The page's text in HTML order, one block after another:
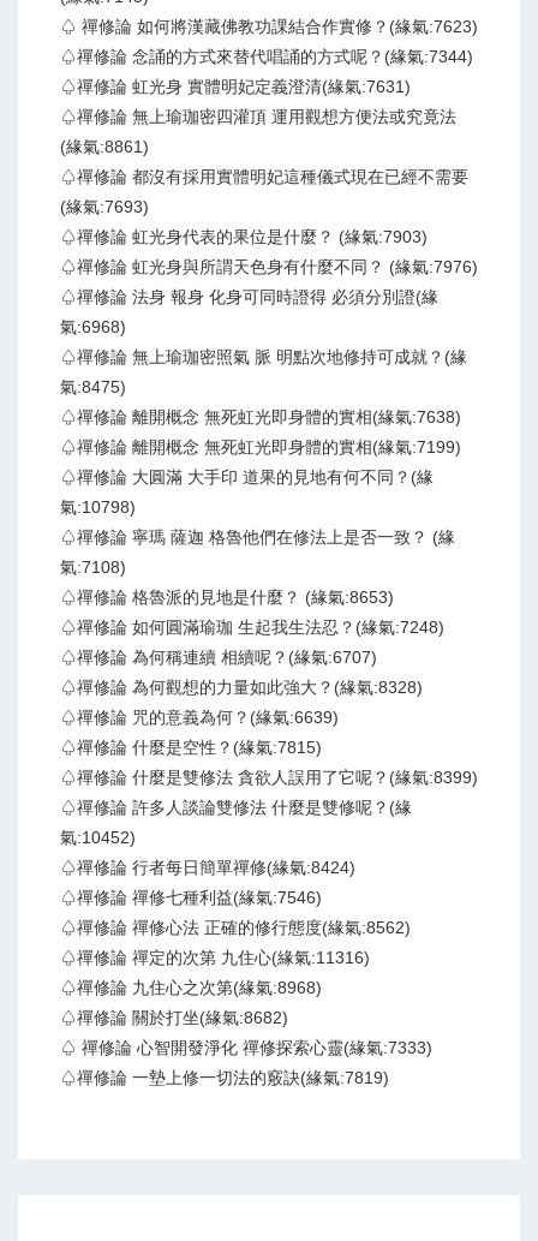
♤ 禪修論 如何將漢藏佛教功課結合作實修？(緣氣:7623)
♤禪修論 念誦的方式來替代唱誦的方式呢？(緣氣:7344)
♤禪修論 虹光身 實體明妃定義澄清(緣氣:7631)
♤禪修論 無上瑜珈密四灌頂 運用觀想方便法或究竟法
(緣氣:8861)
♤禪修論 都沒有採用實體明妃這種儀式現在已經不需要
(緣氣:7693)
♤禪修論 虹光身代表的果位是什麼？ (緣氣:7903)
♤禪修論 虹光身與所謂天色身有什麼不同？ (緣氣:7976)
♤禪修論 法身 報身 化身可同時證得 必須分別證(緣
氣:6968)
♤禪修論 無上瑜珈密照氣 脈 明點次地修持可成就？(緣
氣:8475)
♤禪修論 離開概念 無死虹光即身體的實相(緣氣:7638)
♤禪修論 離開概念 無死虹光即身體的實相(緣氣:7199)
♤禪修論 大圓滿 大手印 道果的見地有何不同？(緣
氣:10798)
♤禪修論 寧瑪 薩迦 格魯他們在修法上是否一致？ (緣
氣:7108)
♤禪修論 格魯派的見地是什麼？ (緣氣:8653)
♤禪修論 如何圓滿瑜珈 生起我生法忍？(緣氣:7248)
♤禪修論 為何稱連續 相續呢？(緣氣:6707)
♤禪修論 為何觀想的力量如此強大？(緣氣:8328)
♤禪修論 咒的意義為何？(緣氣:6639)
♤禪修論 什麼是空性？(緣氣:7815)
♤禪修論 什麼是雙修法 貪欲人誤用了它呢？(緣氣:8399)
♤禪修論 許多人談論雙修法 什麼是雙修呢？(緣
氣:10452)
♤禪修論 行者每日簡單禪修(緣氣:8424)
♤禪修論 禪修七種利益(緣氣:7546)
♤禪修論 禪修心法 正確的修行態度(緣氣:8562)
♤禪修論 禪定的次第 九住心(緣氣:11316)
♤禪修論 九住心之次第(緣氣:8968)
♤禪修論 關於打坐(緣氣:8682)
♤ 禪修論 心智開發淨化 禪修探索心靈(緣氣:7333)
♤禪修論 一墊上修一切法的竅訣(緣氣:7819)